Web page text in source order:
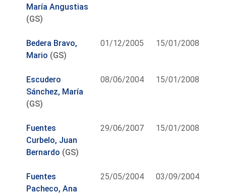
María Angustias
(GS)
Bedera Bravo,
Mario (GS)
01/12/2005 15/01/2008
Escudero
Sánchez, María
(GS)
08/06/2004 15/01/2008
Fuentes
Curbelo, Juan
Bernardo (GS)
29/06/2007 15/01/2008
Fuentes
Pacheco, Ana
25/05/2004 03/09/2004